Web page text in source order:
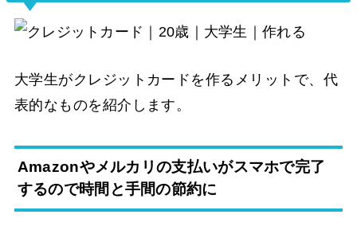
大学生がクレジットカードを作るメリットで、代
表的なものを紹介します。
Amazonやメルカリの支払いがスマホで完了
するので時間と手間の節約に